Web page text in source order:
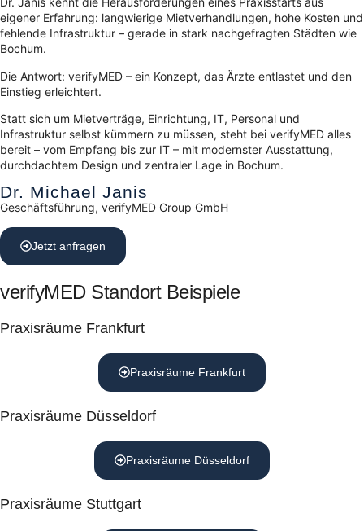
eigener Erfahrung: langwierige Mietverhandlungen, hohe Kosten und
fehlende Infrastruktur – gerade in stark nachgefragten Städten wie
Bochum.
Die Antwort: verifyMED – ein Konzept, das Ärzte entlastet und den
Einstieg erleichtert.
Statt sich um Mietverträge, Einrichtung, IT, Personal und
Infrastruktur selbst kümmern zu müssen, steht bei verifyMED alles
bereit – vom Empfang bis zur IT – mit modernster Ausstattung,
durchdachtem Design und zentraler Lage in Bochum.
Dr. Michael Janis
Geschäftsführung, verifyMED Group GmbH
Jetzt anfragen
verifyMED Standort Beispiele
Praxisräume Frankfurt
Praxisräume Frankfurt
Praxisräume Düsseldorf
Praxisräume Düsseldorf
Praxisräume Stuttgart